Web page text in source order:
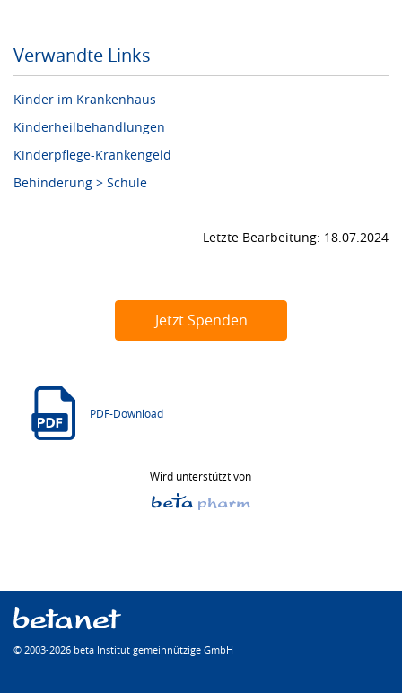
Verwandte Links
Kinder im Krankenhaus
Kinderheilbehandlungen
Kinderpflege-Krankengeld
Behinderung > Schule
Letzte Bearbeitung: 18.07.2024
Jetzt Spenden
PDF-Download
Wird unterstützt von
© 2003-2026 beta Institut gemeinnützige GmbH